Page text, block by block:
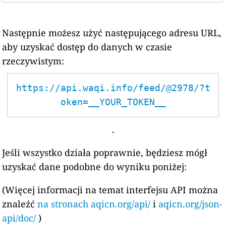
Następnie możesz użyć następującego adresu URL,
aby uzyskać dostęp do danych w czasie
rzeczywistym:
https://api.waqi.info/feed/@2978/?t
oken=__YOUR_TOKEN__
.
Jeśli wszystko działa poprawnie, będziesz mógł
uzyskać dane podobne do wyniku poniżej:
(Więcej informacji na temat interfejsu API można
znaleźćna stronach aqicn.org/api/ i aqicn.org/json-
api/doc/ )